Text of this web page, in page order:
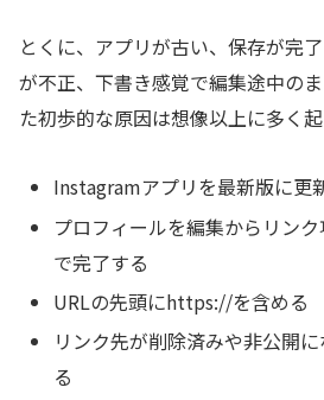
とくに、アプリが古い、保存が完
が不正、下書き感覚で編集途中の
た初歩的な原因は想像以上に多く起
Instagramアプリを最新版に更
プロフィールを編集からリン
で完了する
URLの先頭にhttps://を含める
リンク先が削除済みや非公開
る